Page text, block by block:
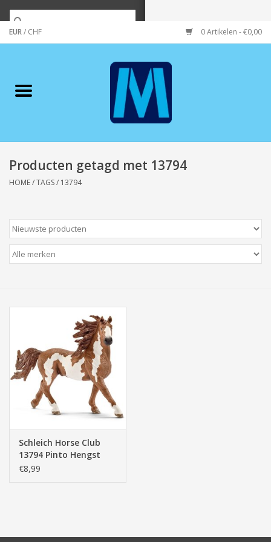
EUR/ CHF 0 Artikelen - €0,00
Merken
Wonen/koken/huishouden
Wenskaarten
Zeeuws/Streek
Elektra
Baby & Peuter
Speelgoed & hobby
Cadeau & feest
Producten getagd met 13794
HOME/TAGS/ 13794
Schleich Horse Club
13794 Pinto Hengst
€8,99